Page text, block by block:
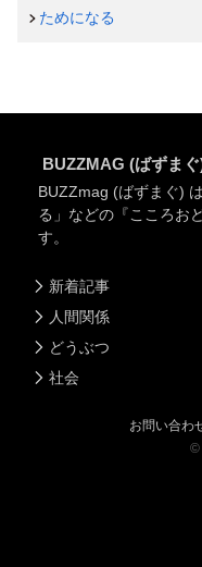
ためになる
BUZZMAG (ばずま
BUZZmag (ばずまぐ)
る」などの『こころお
す。
新着記事
人間関係
どうぶつ
社会
お問い合わ
©